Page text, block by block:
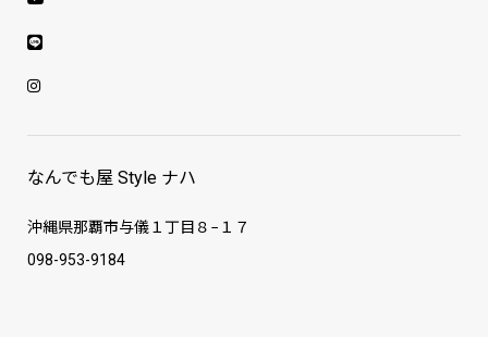
なんでも屋 Style ナハ
沖縄県那覇市与儀１丁目８−１７
098-953-9184